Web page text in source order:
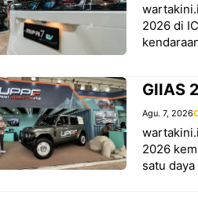
2026 di
GIIAS
Agu. 7, 2026
2026
satu